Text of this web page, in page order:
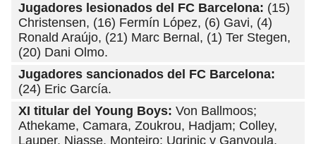
Jugadores lesionados del FC Barcelona: (15)
Christensen, (16) Fermín López, (6) Gavi, (4)
Ronald Araújo, (21) Marc Bernal, (1) Ter Stegen,
(20) Dani Olmo.
Jugadores sancionados del FC Barcelona:
(24) Eric García.
XI titular del Young Boys: Von Ballmoos;
Athekame, Camara, Zoukrou, Hadjam; Colley,
Lauper, Niasse, Monteiro; Ugrinic y Ganvoula.